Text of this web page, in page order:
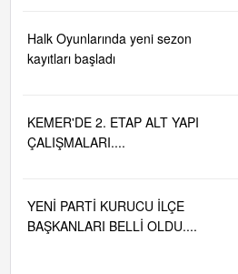
Halk Oyunlarında yeni sezon
kayıtları başladı
KEMER'DE 2. ETAP ALT YAPI
ÇALIŞMALARI....
YENİ PARTİ KURUCU İLÇE
BAŞKANLARI BELLİ OLDU....